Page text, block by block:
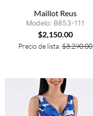
Maillot Reus
Modelo: B853-111
$2,150.00
Precio de lista:$3,290.00